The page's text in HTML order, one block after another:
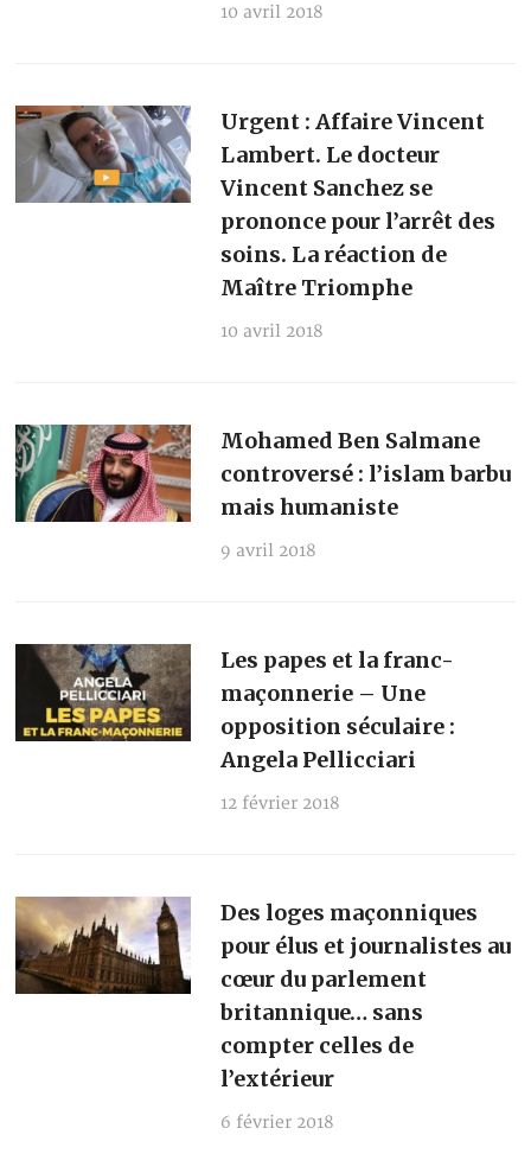
10 avril 2018
Urgent : Affaire Vincent
Lambert. Le docteur
Vincent Sanchez se
prononce pour l’arrêt des
soins. La réaction de
Maître Triomphe
10 avril 2018
Mohamed Ben Salmane
controversé : l’islam barbu
mais humaniste
9 avril 2018
Les papes et la franc-
maçonnerie – Une
opposition séculaire :
Angela Pellicciari
12 février 2018
Des loges maçonniques
pour élus et journalistes au
cœur du parlement
britannique… sans
compter celles de
l’extérieur
6 février 2018